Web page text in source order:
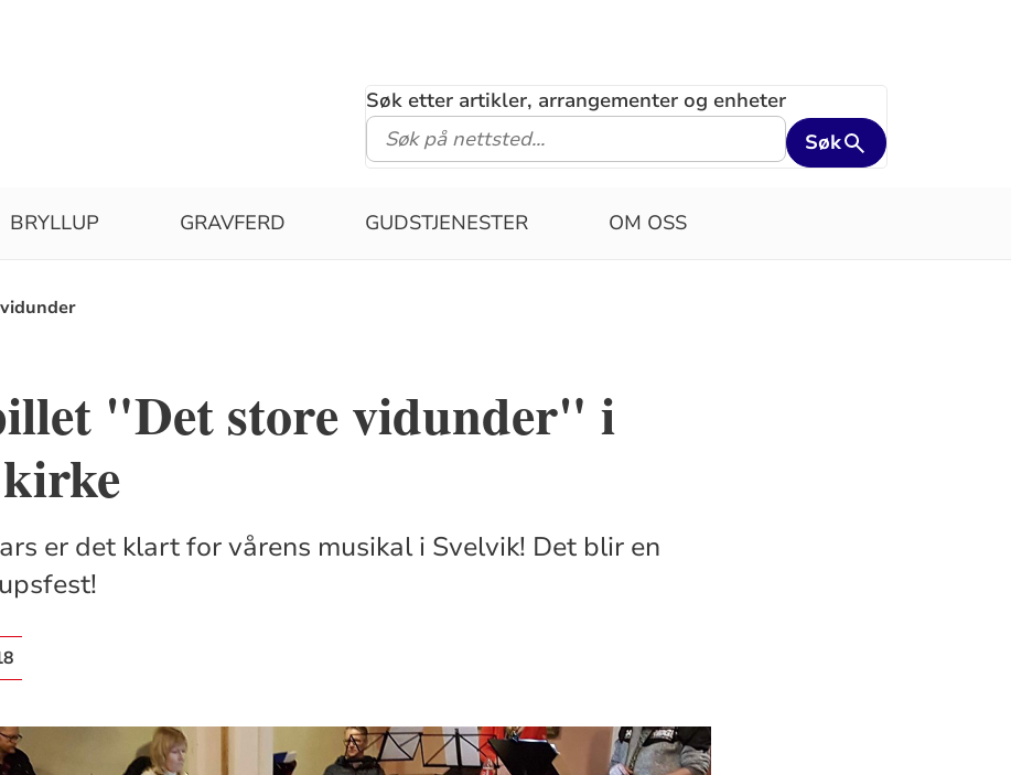
Søk etter artikler, arrangementer og enheter
Søk
BRYLLUP GRAVFERD GUDSTJENESTER OM OSS
"Det store vidunder" i
er det klart for vårens musikal i Svelvik! Det blir en